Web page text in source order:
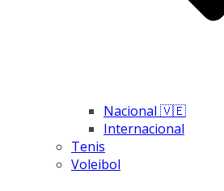
Nacional 🇻🇪
Internacional
Tenis
Voleibol